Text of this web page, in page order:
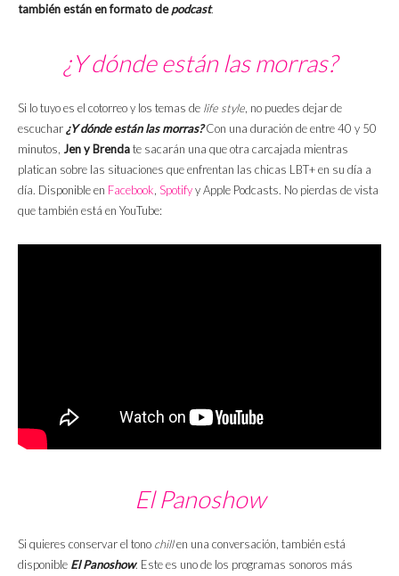
también están en formato depodcast.
¿Y dónde están las morras?
Si lo tuyo es el cotorreo y los temas de life style, no puedes dejar de
escuchar¿Y dónde están las morras?Con una duración de entre 40 y 50
minutos, Jen y Brendate sacarán una que otra carcajada mientras
platican sobre las situaciones que enfrentan las chicas LBT+ en su día a
día. Disponible en Facebook, Spotifyy Apple Podcasts. No pierdas de vista
que también está en YouTube:
El Panoshow
Si quieres conservar el tono chillen una conversación, también está
disponible El Panoshow. Este es uno de los programas sonoros más